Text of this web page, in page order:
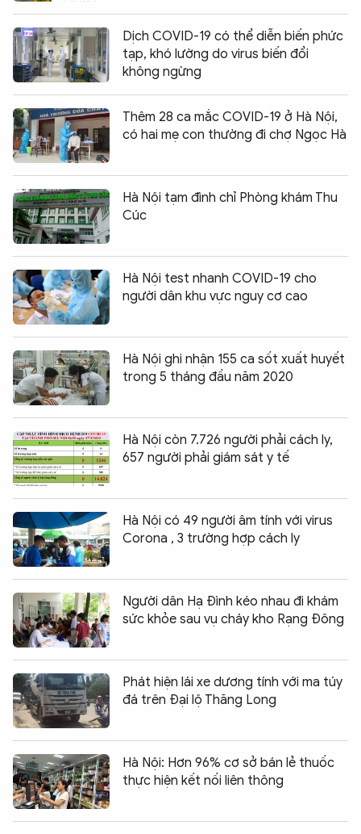
Dịch COVID-19 có thể diễn biến phức
tạp, khó lường do virus biến đổi
không ngừng
Thêm 28 ca mắc COVID-19 ở Hà Nội,
có hai mẹ con thường đi chợ Ngọc Hà
Hà Nội tạm đình chỉ Phòng khám Thu
Cúc
Hà Nội test nhanh COVID-19 cho
người dân khu vực nguy cơ cao
Hà Nội ghi nhận 155 ca sốt xuất huyết
trong 5 tháng đầu năm 2020
Hà Nội còn 7.726 người phải cách ly,
657 người phải giám sát y tế
Hà Nội có 49 người âm tính với virus
Corona , 3 trường hợp cách ly
Người dân Hạ Đình kéo nhau đi khám
sức khỏe sau vụ cháy kho Rạng Đông
Phát hiện lái xe dương tính với ma túy
đá trên Đại lộ Thăng Long
Hà Nội: Hơn 96% cơ sở bán lẻ thuốc
thực hiện kết nối liên thông